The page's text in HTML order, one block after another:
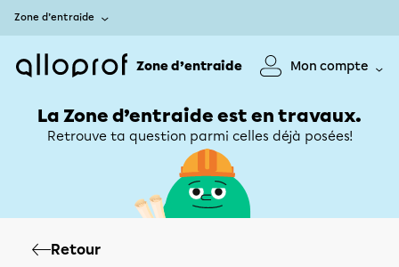
Zone d’entraide
Zone d’entraide Mon compte
La Zone d’entraide est en travaux.
Retrouve ta question parmi celles déjà posées!
Retour